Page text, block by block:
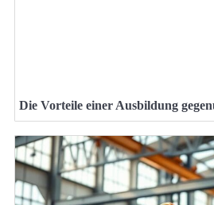
Die Vorteile einer Ausbildung